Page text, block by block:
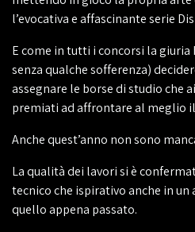
l’evocativa e affascinante serie
E come in tutti i concorsi la giuria
senza qualche sofferenza)
assegnare le borse di studio che
premiati ad affrontare al meglio
Anche quest’anno non sono
La qualità dei lavori si è
tecnico che ispirativo anche in un
quello appena passato.